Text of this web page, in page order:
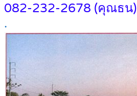
082-232-2678 (คุณธน)
.